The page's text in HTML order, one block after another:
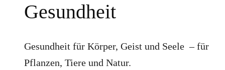
Gesundheit
Gesundheit für Körper, Geist und Seele – für
Pflanzen, Tiere und Natur.